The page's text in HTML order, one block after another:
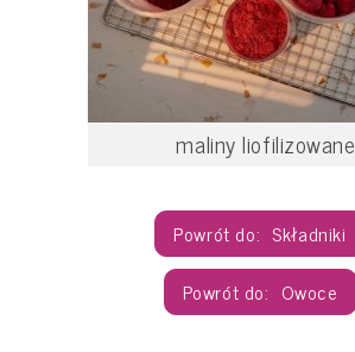
maliny liofilizowane
Składniki
Owoce